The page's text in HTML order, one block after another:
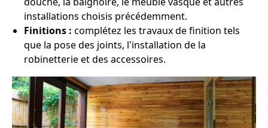
installations choisis précédemment.
Finitions : complétez les travaux de finition tels
que la pose des joints, l'installation de la
robinetterie et des accessoires.